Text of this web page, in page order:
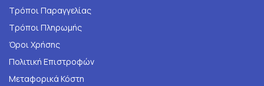
Τρόποι Παραγγελίας
Τρόποι Πληρωμής
Όροι Χρήσης
Πολιτική Επιστροφών
Μεταφορικά Κόστη